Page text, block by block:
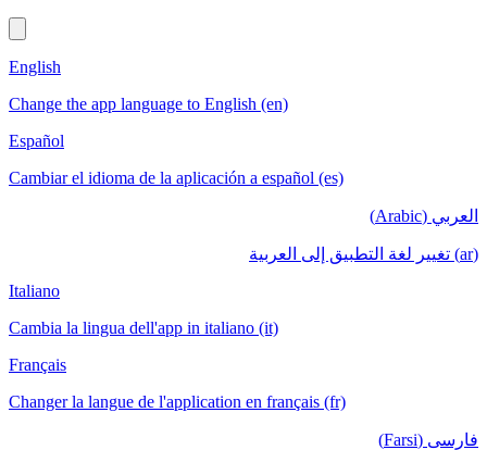
English
Change the app language to English (en)
Español
Cambiar el idioma de la aplicación a español (es)
العربي (Arabic)
(ar) تغيير لغة التطبيق إلى العربية
Italiano
Cambia la lingua dell'app in italiano (it)
Français
Changer la langue de l'application en français (fr)
فارسی (Farsi)